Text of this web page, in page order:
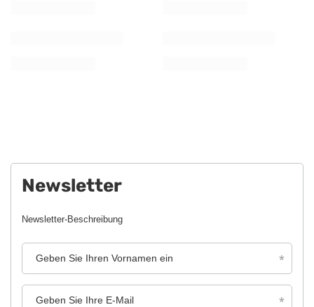
Newsletter
Newsletter-Beschreibung
Geben Sie Ihren Vornamen ein
Geben Sie Ihre E-Mail